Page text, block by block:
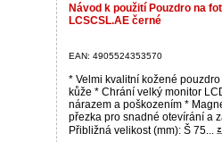
Návod k použití Pouzdro na
LCSCSL.AE černé
EAN: 4905524353570
* Velmi kvalitní kožené
kůže * Chrání velký monitor
nárazem a poškozením *
přezka pro snadné otevírání a
Přibližná velikost (mm): Š 75...